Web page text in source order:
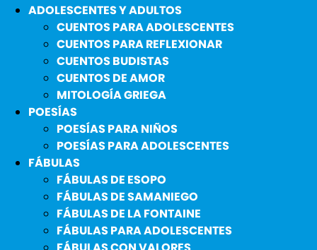
ADOLESCENTES Y ADULTOS
CUENTOS PARA ADOLESCENTES
CUENTOS PARA REFLEXIONAR
CUENTOS BUDISTAS
CUENTOS DE AMOR
MITOLOGÍA GRIEGA
POESÍAS
POESÍAS PARA NIÑOS
POESÍAS PARA ADOLESCENTES
FÁBULAS
FÁBULAS DE ESOPO
FÁBULAS DE SAMANIEGO
FÁBULAS DE LA FONTAINE
FÁBULAS PARA ADOLESCENTES